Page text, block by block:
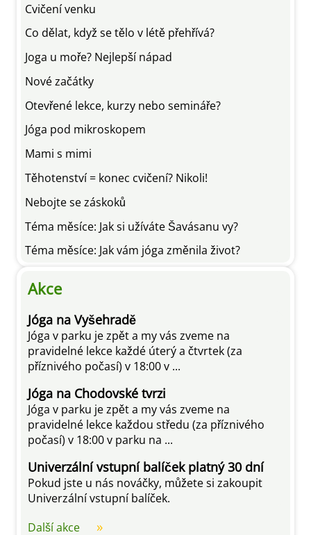
Cvičení venku
Co dělat, když se tělo v létě přehřívá?
Joga u moře? Nejlepší nápad
Nové začátky
Otevřené lekce, kurzy nebo semináře?
Jóga pod mikroskopem
Mami s mimi
Těhotenství = konec cvičení? Nikoli!
Nebojte se záskoků
Téma měsíce: Jak si užíváte Šavásanu vy?
Téma měsíce: Jak vám jóga změnila život?
Akce
Jóga na Vyšehradě
Jóga v parku je zpět a my vás zveme na
pravidelné lekce každé úterý a čtvrtek (za
příznivého počasí) v 18:00 v ...
Jóga na Chodovské tvrzi
Jóga v parku je zpět a my vás zveme na
pravidelné lekce každou středu (za příznivého
počasí) v 18:00 v parku na ...
Univerzální vstupní balíček platný 30 dní
Pokud jste u nás nováčky, můžete si zakoupit
Univerzální vstupní balíček.
Další akce